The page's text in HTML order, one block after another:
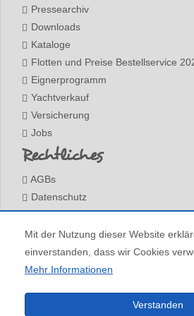
Pressearchiv
Downloads
Kataloge
Flotten und Preise Bestellservice
Eignerprogramm
Yachtverkauf
Versicherung
Jobs
Rechtliches
AGBs
Datenschutz
Impressum
Kontakt
Alle Redaktionellen Inhalte (c) Barone Yachting,
Zustimmung
Mit der Nutzung dieser Website
einverstanden, dass wir Cookies
Mehr Informationen
Verstanden